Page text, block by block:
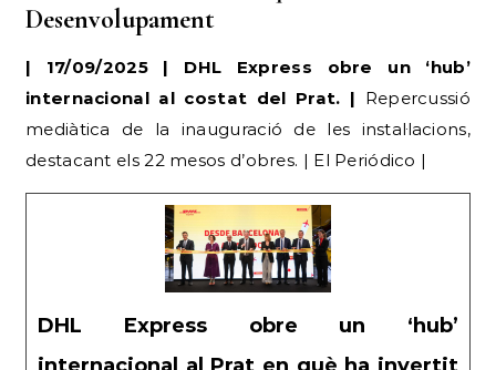
internacional al costat del Prat. |
destacant els 22 mesos d’obres. | El Periódico |
DHL Express obre un ‘hub’
internacional al Prat en què ha invertit
80 milions
La companyia logística DHL Express ha posat en